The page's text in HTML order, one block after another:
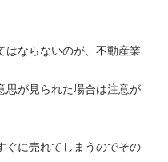
はならないのが、不動産業
思が見られた場合は注意が
ぐに売れてしまうのでその